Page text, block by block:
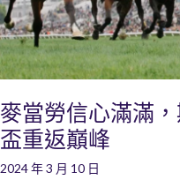
麥當勞信心滿滿
盃重返巔峰
2024 年 3 月 10 日